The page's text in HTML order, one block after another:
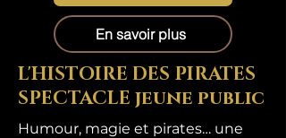
En savoir plus
L'HISTOIRE DES PIRATES
SPECTACLE jeune public
Humour, magie et pirates… une